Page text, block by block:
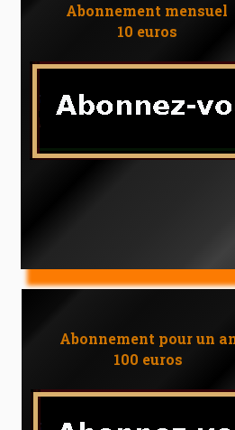
Abonnement mensuel
10 euros
Abonnement pour un
100 euros